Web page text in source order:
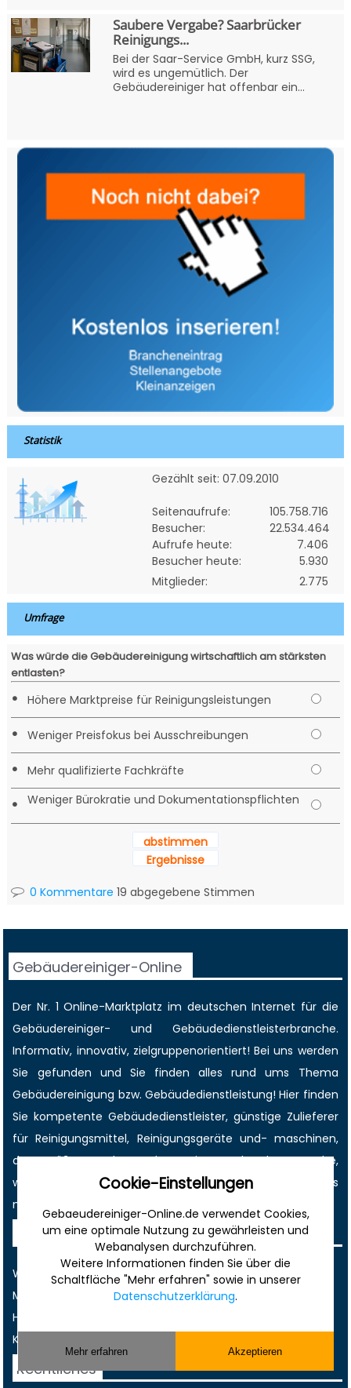
Saubere Vergabe? Saarbrücker
Reinigungs...
Bei der Saar-Service GmbH, kurz SSG,
wird es ungemütlich. Der
Gebäudereiniger hat offenbar ein...
Statistik
Gezählt seit: 07.09.2010
Seitenaufrufe:
105.758.716
Besucher:
22.534.464
Aufrufe heute:
7.406
Besucher heute:
5.930
Mitglieder:
2.775
Umfrage
Was würde die Gebäudereinigung wirtschaftlich am stärksten
entlasten?
• Höhere Marktpreise für Reinigungsleistungen
• Weniger Preisfokus bei Ausschreibungen
• Mehr qualifizierte Fachkräfte
• Weniger Bürokratie und Dokumentationspflichten
abstimmen
Ergebnisse
0 Kommentare 19 abgegebene Stimmen
Gebäudereiniger-Online
Der Nr. 1 Online-Marktplatz im deutschen Internet für die
Gebäudereiniger- und Gebäudedienstleisterbranche.
Informativ, innovativ, zielgruppenorientiert! Bei uns werden
Sie gefunden und Sie finden alles rund ums Thema
Gebäudereinigung bzw. Gebäudedienstleistung! Hier finden
Sie kompetente Gebäudedienstleister, günstige Zulieferer
für Reinigungsmittel, Reinigungsgeräte und- maschinen,
den größtenJob-undAnzeigenmarktder Branche,
wichtige Termine, immer dieaktuellsten News
und vieles
mehr!
Sonstiges
Werbung
Musterverträge und Vorlagen
Hilfe
Kontakt
Rechtliches
Cookie-Einstellungen
Gebaeudereiniger-Online.de verwendet Cookies,
um eine optimale Nutzung zu gewährleisten und
Webanalysen durchzuführen.
Weitere Informationen finden Sie über die
Schaltfläche "Mehr erfahren" sowie in unserer
Datenschutzerklärung.
Mehr erfahren Akzeptieren